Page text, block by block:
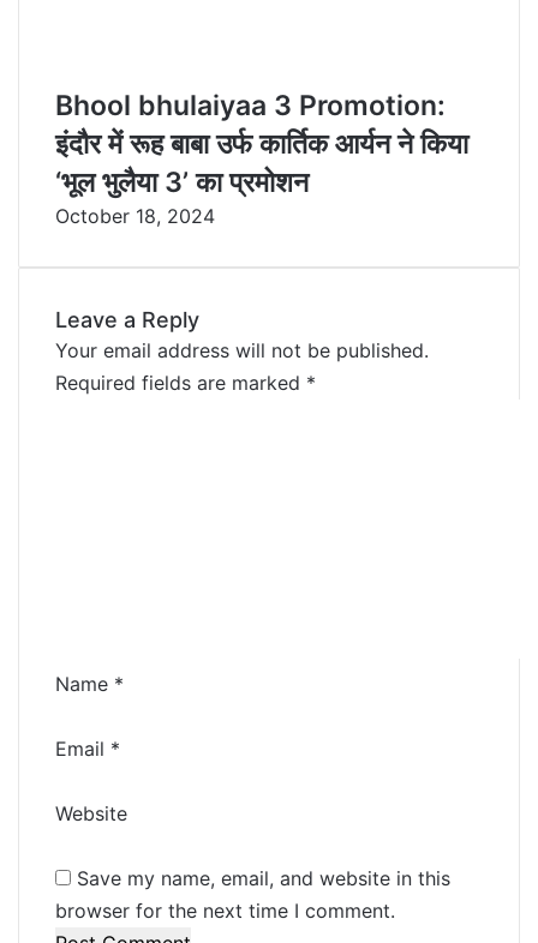
Bhool bhulaiyaa 3 Promotion:
इंदौर में रूह बाबा उर्फ कार्तिक आर्यन ने किया
‘भूल भुलैया 3’ का प्रमोशन
October 18, 2024
Leave a Reply
Your email address will not be published.
Required fields are marked *
Name *
Email *
Website
Save my name, email, and website in this
browser for the next time I comment.